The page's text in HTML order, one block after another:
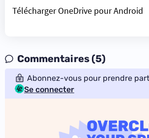
Télécharger OneDrive pour Android
Commentaires (5)
Abonnez-vous pour prendre
Se connecter